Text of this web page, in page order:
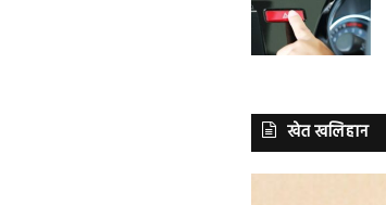
खेत खलिहान